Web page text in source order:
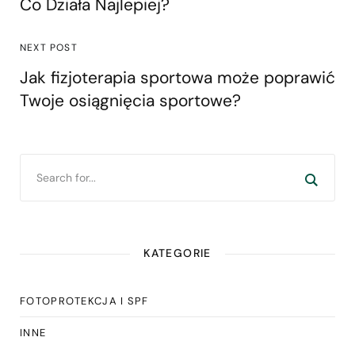
Co Działa Najlepiej?
NEXT POST
Jak fizjoterapia sportowa może poprawić
Twoje osiągnięcia sportowe?
KATEGORIE
FOTOPROTEKCJA I SPF
INNE